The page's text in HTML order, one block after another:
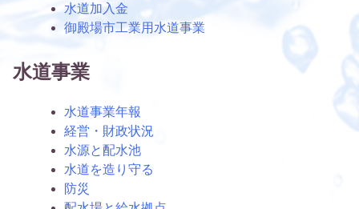
水道加入金
御殿場市工業用水道事業
水道事業
水道事業年報
経営・財政状況
水源と配水池
水道を造り守る
防災